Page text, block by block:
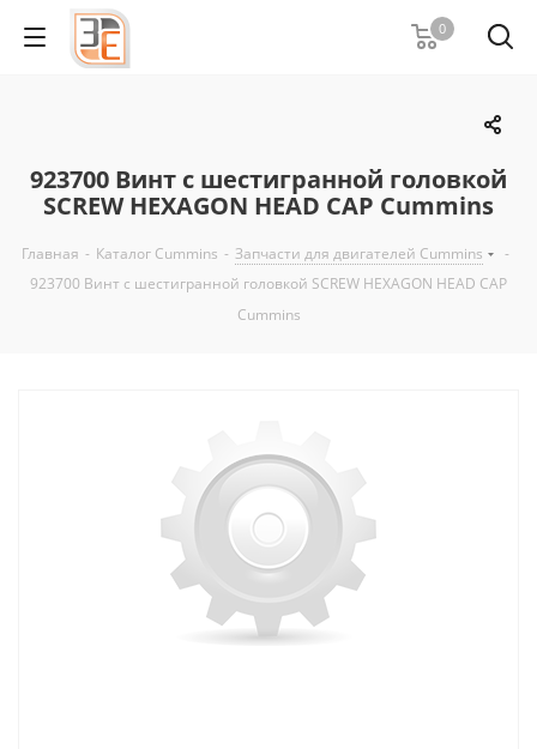
0
923700 Винт с шестигранной головкой
SCREW HEXAGON HEAD CAP Cummins
Главная - Каталог Cummins - Запчасти для двигателей Cummins
-
923700 Винт с шестигранной головкой SCREW HEXAGON HEAD CAP
Cummins